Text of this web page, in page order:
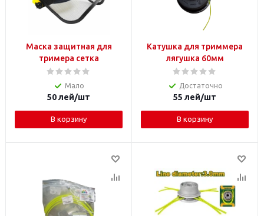
Маска защитная для
тримера сетка
Мало
50лей/шт
В корзину
Катушка для триммера
лягушка 60мм
Достаточно
55 лей/шт
В корзину